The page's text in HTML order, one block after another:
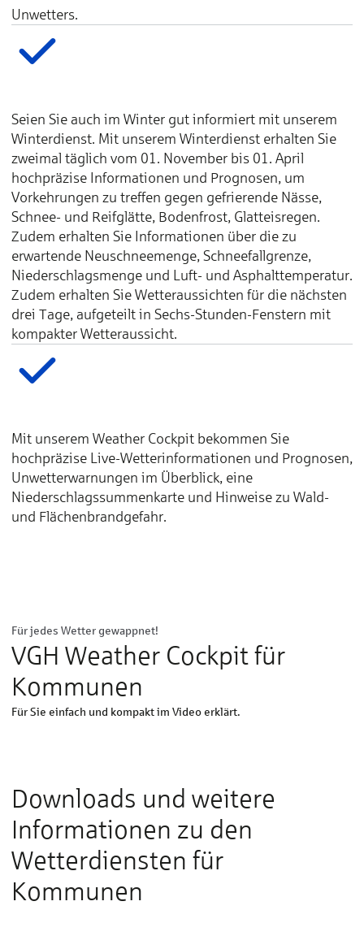
Unwetters.
Seien Sie auch im Winter gut informiert mit unserem
Winterdienst. Mit unserem Winterdienst erhalten Sie
zweimal täglich vom 01. November bis 01. April
hochpräzise Informationen und Prognosen, um
Vorkehrungen zu treffen gegen gefrierende Nässe,
Schnee- und Reifglätte, Bodenfrost, Glatteisregen.
Zudem erhalten Sie Informationen über die zu
erwartende Neuschneemenge, Schneefallgrenze,
Niederschlagsmenge und Luft- und Asphalttemperatur.
Zudem erhalten Sie Wetteraussichten für die nächsten
drei Tage, aufgeteilt in Sechs-Stunden-Fenstern mit
kompakter Wetteraussicht.
Mit unserem Weather Cockpit bekommen Sie
hochpräzise Live-Wetterinformationen und Prognosen,
Unwetterwarnungen im Überblick, eine
Niederschlagssummenkarte und Hinweise zu Wald-
und Flächenbrandgefahr.
Für jedes Wetter gewappnet!
VGH Weather Cockpit für
Kommunen
Für Sie einfach und kompakt im Video erklärt.
Downloads und weitere
Informationen zu den
Wetterdiensten für
Kommunen